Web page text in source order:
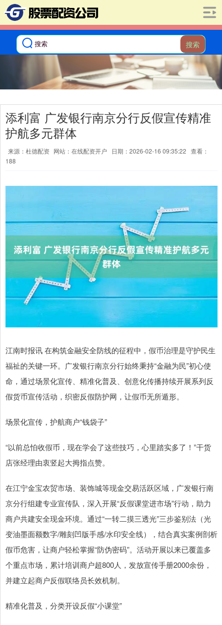
搜索
添利富 广发银行南京分行反假宣传精准
护航多元群体
来源：杜德配资 网站：在线配资开户 日期：2026-02-16 09:35:22 查看：
188
江南时报讯 在构筑金融安全防线的征程中，假币治理是守护民生
福祉的关键一环。广发银行南京分行始终秉持“金融为民”初心使
命，通过场景化宣传、精准化普及、创意化传播持续开展系列反
假货币宣传活动，织密反假防护网，让假币无所遁形。
场景化宣传，护航商户“钱袋子”
“以前总怕收假币，现在学会了这些技巧，心里踏实多了！”干货
店张经理由衷竖起大拇指点赞。
在江宁金宝农贸市场、装饰城等现金交易活跃区域，广发银行南
京分行组建专业宣传队，深入开展“反假课堂进市场”行动，助力
商户共建安全现金环境。通过“一转二摸三透光”三步鉴别法（光
变油墨面额数字/雕刻凹版手感/水印安全线），结合真实案例剖析
假币危害，让商户轻松掌握“防伪密码”。活动开展以来已覆盖多
个重点市场，累计培训商户超800人，发放宣传手册2000余份，
并建立起商户反假联络员长效机制。
精准化普及，分类开设反假“小课堂”